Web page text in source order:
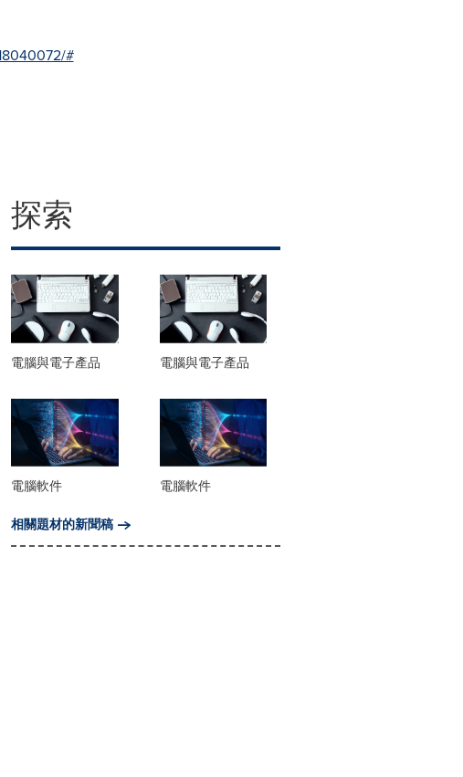
#
探索
電腦與電子產品 電腦與電子產品
電腦軟件
電腦軟件
相關題材的新聞稿